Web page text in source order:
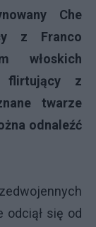
Che
z Franco
włoskich
flirtujący z
twarze
odnaleźć
odciął się od